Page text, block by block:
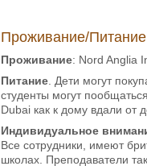
Проживание/Питание
Проживание: Nord Anglia
Питание . Дети могут
студенты могут
Dubai как к дому вдали от
Индивидуальное
Все сотрудники, имеют
школах. Преподаватели